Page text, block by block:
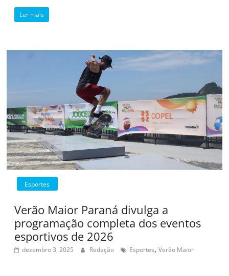
Ler mais
Esportes
Verão Maior Paraná divulga a
programação completa dos eventos
esportivos de 2026
dezembro 3, 2025 Redação Esportes,Verão Maior